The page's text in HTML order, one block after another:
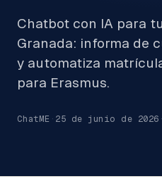
Chatbot con IA para
Granada: informa de
y automatiza
para Erasmus.
ChatME · 25 de junio de 2026 ·